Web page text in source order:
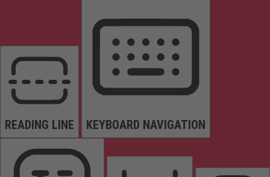
READING LINE KEYBOARD NAVIGATION